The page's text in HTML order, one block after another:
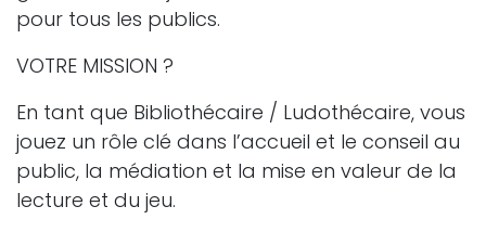
pour tous les publics.
VOTRE MISSION ?
En tant que Bibliothécaire / Ludothécaire, vous
jouez un rôle clé dans l’accueil et le conseil au
public, la médiation et la mise en valeur de la
lecture et du jeu.